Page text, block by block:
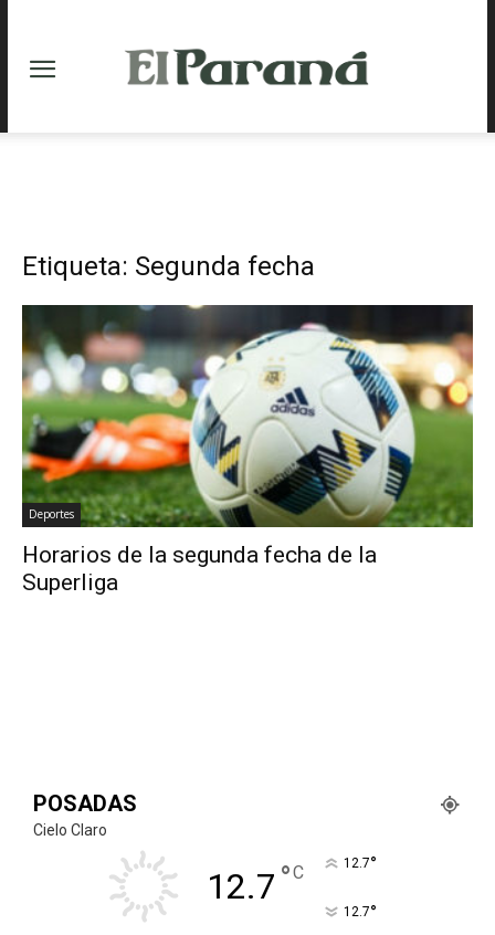
Etiqueta: Segunda fecha
Deportes
Horarios de la segunda fecha de la
Superliga
POSADAS
Cielo Claro
12.7 °C 12.7°
12.7°